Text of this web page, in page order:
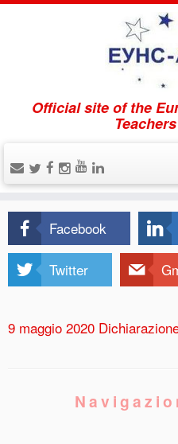
Official site of the
Pagina iniziale » Attività
Facebook
Twitter
9 maggio 2020
0
Shares